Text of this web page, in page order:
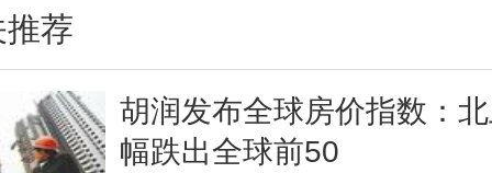
荐
胡润发布全球房价指数：
幅跌出全球前50